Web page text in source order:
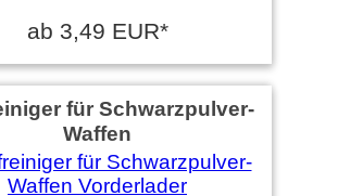
ab 3,49 EUR*
für Schwarzpulver-
Waffen